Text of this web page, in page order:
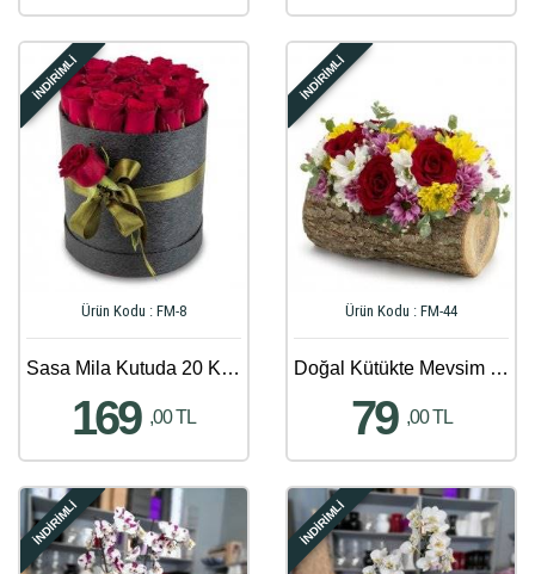
İNDİRİMLİ
Ürün Kodu : FM-8
Sasa Mila Kutuda 20 Kırmızı Güller
169 ,00 TL
İNDİRİMLİ
Ürün Kodu : FM-44
Doğal Kütükte Mevsim Çiçekleri Aranjmanı
79 ,00 TL
İNDİRİMLİ İNDİRİMLİ